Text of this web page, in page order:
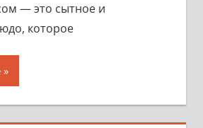
— это сытное и
которое